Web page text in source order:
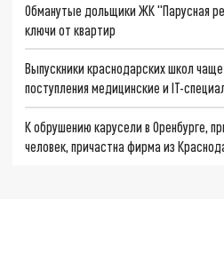
Обманутые дольщики ЖК "Парусная
ключи от квартир
Выпускники краснодарских школ
поступления медицинские и IT-
К обрушению карусели в Оренбурге,
человек, причастна фирма из